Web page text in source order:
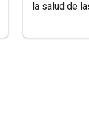
la salud de